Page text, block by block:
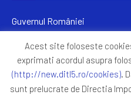
Guvernul României
Primăria Sectorul 5
ANAF
Acest site foloseste
exprimati acordul asupra
(http://new.ditl5.ro/cookies).
sunt prelucrate de Directia